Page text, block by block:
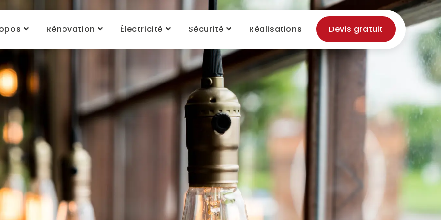
Rénovation Électricité Sécurité Réalisations Devis gratuit